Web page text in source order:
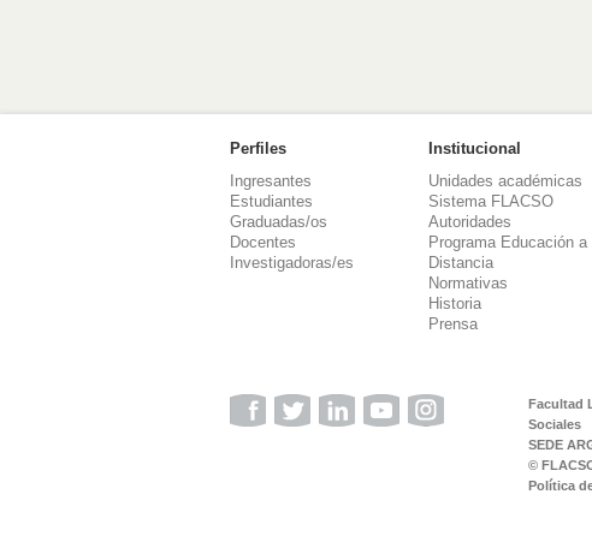
Perfiles
Ingresantes
Estudiantes
Graduadas/os
Docentes
Investigadoras/es
Institucional
Unidades académicas
Sistema FLACSO
Autoridades
Programa Educación a
Distancia
Normativas
Historia
Prensa
Facultad
Sociales
SEDE
©
Política